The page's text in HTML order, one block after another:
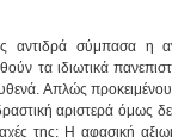
αντιδρά σύμπασα η
τα ιδιωτικά
Απλώς
αριστερά όμως
της; Η αφασική